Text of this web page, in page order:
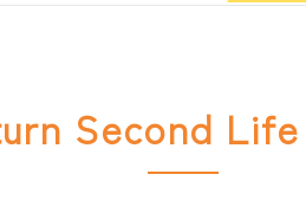
Second